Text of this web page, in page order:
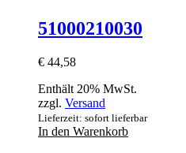
51000210030
€ 44,58
Enthält 20% MwSt.
zzgl. Versand
Lieferzeit: sofort lieferbar
In den Warenkorb